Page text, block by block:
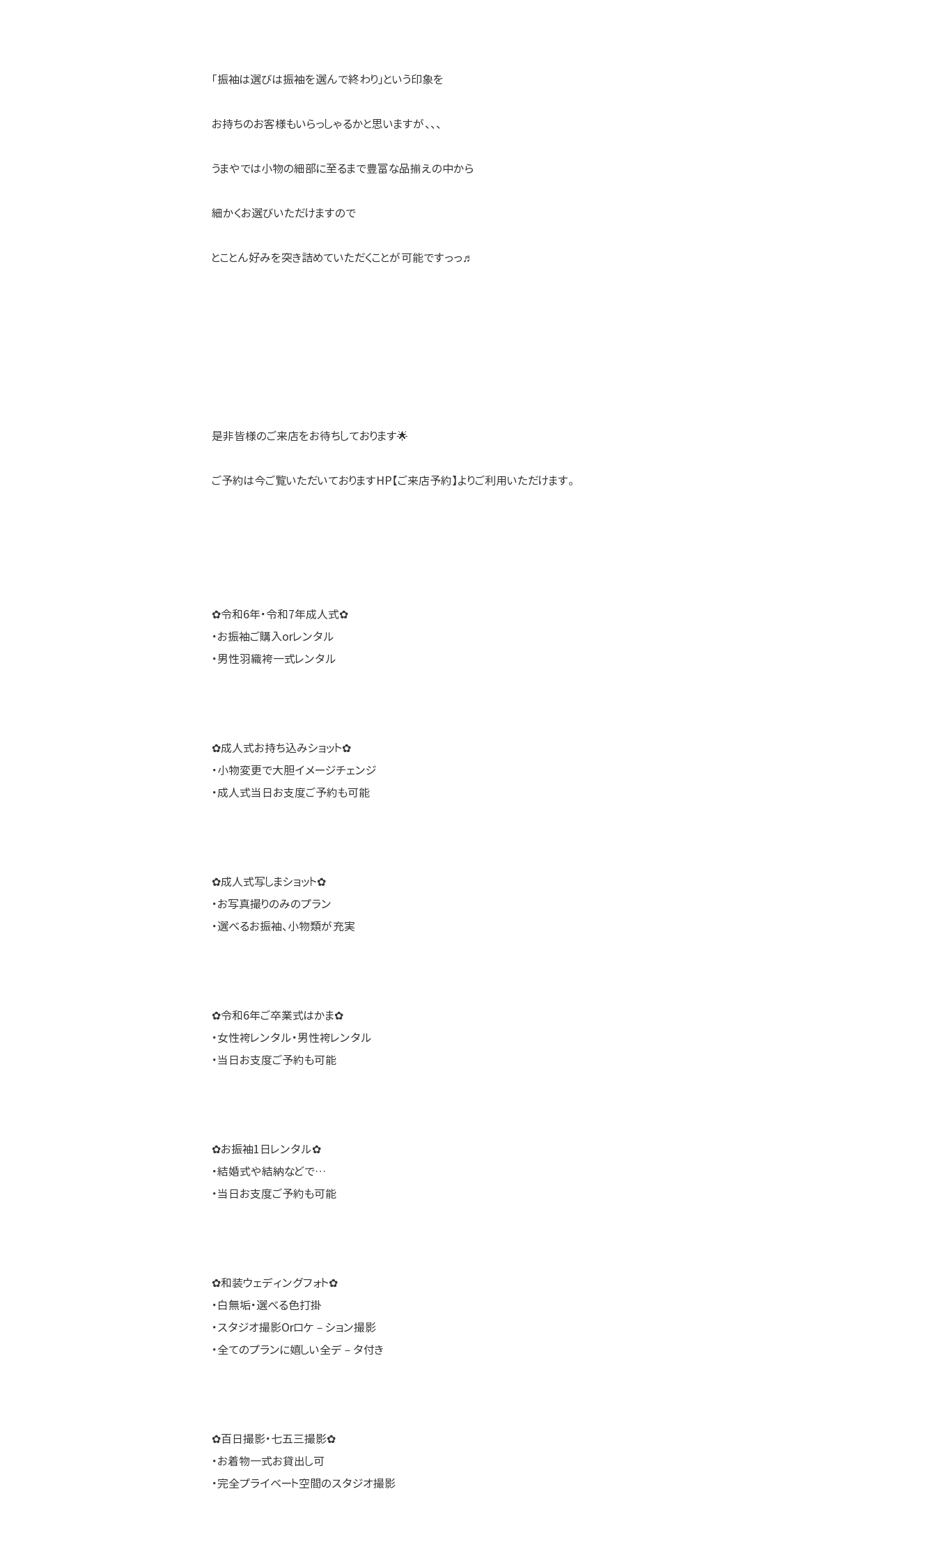
「振袖は選びは振袖を選んで終わり」という印象を
お持ちのお客様もいらっしゃるかと思いますが、、、
うまやでは小物の細部に至るまで豊富な品揃えの中から
細かくお選びいただけますので
とことん好みを突き詰めていただくことが可能ですっっ♬
是非皆様のご来店をお待ちしております🌟
ご予約は今ご覧いただいておりますHP【ご来店予約】よりご利用いただけます。
✿令和6年・令和7年成人式✿
・お振袖ご購入orレンタル
・男性羽織袴一式レンタル
✿成人式お持ち込みショット✿
・小物変更で大胆イメージチェンジ
・成人式当日お支度ご予約も可能
✿成人式写しまショット✿
・お写真撮りのみのプラン
・選べるお振袖、小物類が充実
✿令和6年ご卒業式はかま✿
・女性袴レンタル・男性袴レンタル
・当日お支度ご予約も可能
✿お振袖1日レンタル✿
・結婚式や結納などで…
・当日お支度ご予約も可能
✿和装ウェディングフォト✿
・白無垢・選べる色打掛
・スタジオ撮影Orロケ－ション撮影
・全てのプランに嬉しい全デ－タ付き
✿百日撮影・七五三撮影✿
・お着物一式お貸出し可
・完全プライベート空間のスタジオ撮影